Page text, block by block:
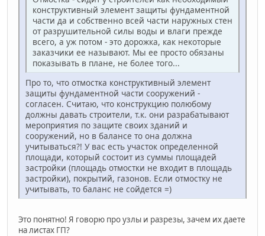
конструктивный элемент защиты фундаментной
части да и собственно всей части наружных стен
от разрушительной силы воды и влаги прежде
всего, а уж потом - это дорожка, как некоторые
заказчики ее называют. Мы ее просто обязаны
показывать в плане, не более того...
Про то, что отмостка конструктивный элемент
защиты фундаментной части сооружений -
согласен. Считаю, что конструкцию полюбому
должны давать строители, т.к. они разрабатывают
мероприятия по защите своих зданий и
сооружений, но в балансе то она должна
учитываться?! У вас есть участок определенной
площади, который состоит из суммы площадей
застройки (площадь отмостки не входит в площадь
застройки), покрытий, газонов. Если отмостку не
учитывать, то баланс не сойдется =)
Это понятно! Я говорю про узлы и разрезы, зачем их даете
на листах ГП?